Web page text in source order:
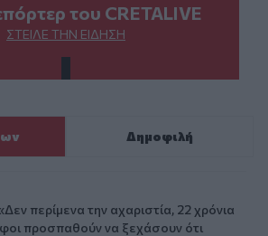
του CRETALIVE
ΣΤΕΊΛΕ ΤΗΝ ΕΊΔΗΣΗ
Δημοφιλή
περίμενα την αχαριστία, 22 χρόνια
προσπαθούν να ξεχάσουν ότι